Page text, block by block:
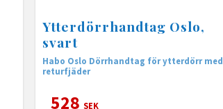
Ytterdörrhandtag Oslo,
svart
Habo Oslo Dörrhandtag för ytterdörr med
returfjäder
528 SEK